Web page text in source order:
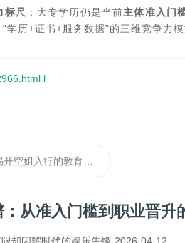
标尺 ：大专学历仍是当前主体准入门
学历+证书+服务数据”的三维竞争力
l
姐入行的教育门槛
从准入门槛到职业晋升